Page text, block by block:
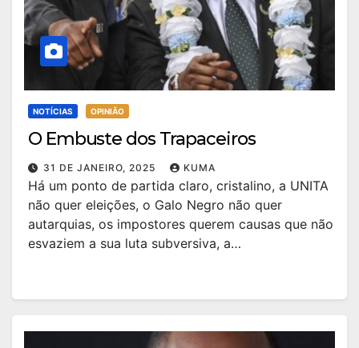
NOTÍCIAS OPINIÃO
O Embuste dos Trapaceiros
31 DE JANEIRO, 2025 KUMA
Há um ponto de partida claro, cristalino, a UNITA
não quer eleições, o Galo Negro não quer
autarquias, os impostores querem causas que não
esvaziem a sua luta subversiva, a…